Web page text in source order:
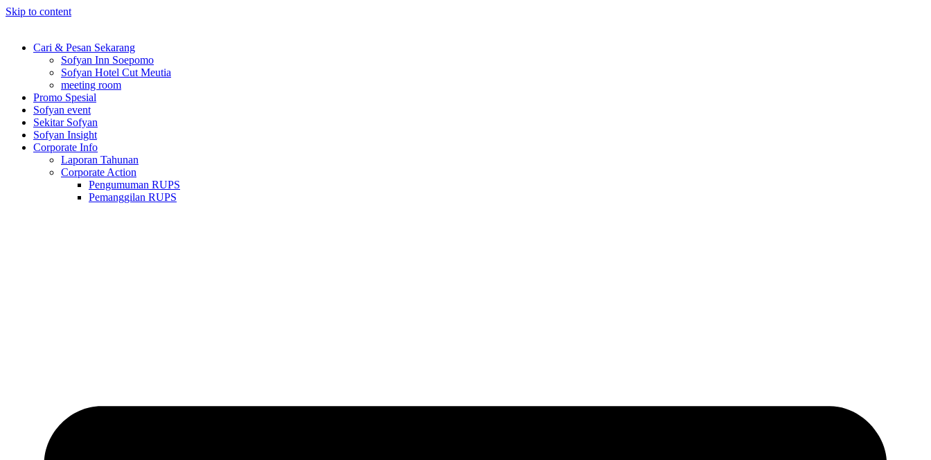
Skip to content
Cari & Pesan Sekarang
Sofyan Inn Soepomo
Sofyan Hotel Cut Meutia
meeting room
Promo Spesial
Sofyan event
Sekitar Sofyan
Sofyan Insight
Corporate Info
Laporan Tahunan
Corporate Action
Pengumuman RUPS
Pemanggilan RUPS